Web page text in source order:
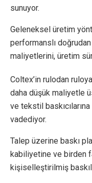
sunuyor.
Geleneksel üretim
performanslı
maliyetlerini, üretim
Coltex’in rulodan
daha düşük maliyetle
ve tekstil
vadediyor.
Talep üzerine baskı
kabiliyetine ve birden
kişiselleştirilmiş